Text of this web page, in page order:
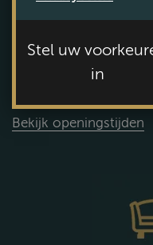
Voorthuizerstraat 131,
Plan uw route
Bekijk openingstijden
Stel uw
in